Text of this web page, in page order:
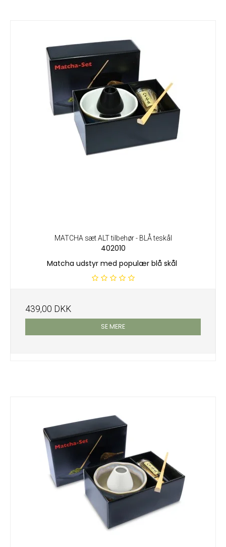
MATCHA sæt ALT tilbehør - BLÅ teskål
402010
Matcha udstyr med populær blå skål
439,00 DKK
SE MERE